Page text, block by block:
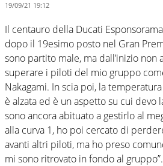
19/09/21 19:12
Il centauro della Ducati
dopo il 19esimo posto nel Gran
sono partito male, ma dall’inizio
superare i piloti del mio gruppo
Nakagami. In scia poi, la
è alzata ed è un aspetto su cui devo
sono ancora abituato a gestirlo al
alla curva 1, ho poi cercato di
avanti altri piloti, ma ho preso
mi sono ritrovato in fondo al gruppo”.